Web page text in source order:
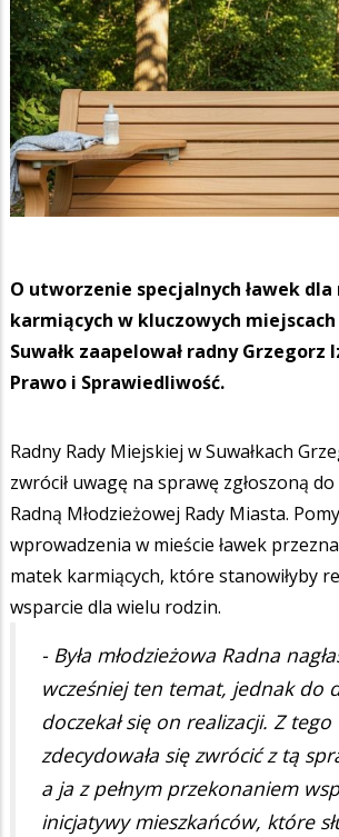
O utworzenie specjalnych ławek
karmiących w kluczowych
Suwałk zaapelował radny Grzegorz
Prawo i Sprawiedliwość.
Radny Rady Miejskiej w Suwałkach
zwrócił uwagę na sprawę zgłoszoną
Radną Młodzieżowej Rady Miasta.
wprowadzenia w mieście ławek
matek karmiących, które stanowiłyby
wsparcie dla wielu rodzin.
- Była młodzieżowa Radna
wcześniej ten temat, jednak do
doczekał się on realizacji. Z
zdecydowała się zwrócić z tą
a ja z pełnym przekonaniem
inicjatywy mieszkańców, które